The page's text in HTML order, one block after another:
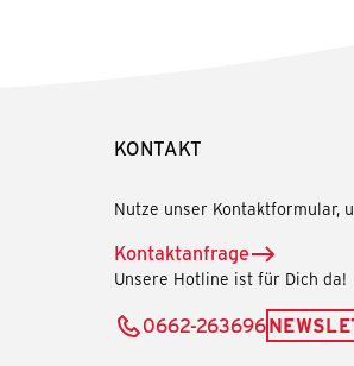
KONTAKT
Nutze unser Kontaktformular,
Kontaktanfrage
Unsere Hotline ist für Dich da!
0662-263696